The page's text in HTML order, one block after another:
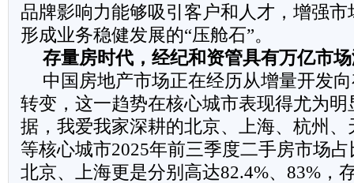
品牌影响力能够吸引客户和人才，增强
形成业务稳健发展的“压舱石”。
存量房时代 ，经纪和资管具有万亿市
中国房地产市场正在经历从增量开发
转变，这一趋势在核心城市表现得尤为
据，我爱我家深耕的北京、上海、杭州
等核心城市2025年前三季度二手房市场
北京、上海更是分别高达82.4%、83%，